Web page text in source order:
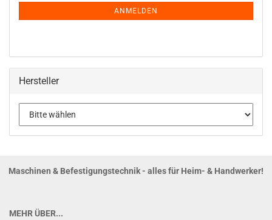
ANMELDEN
Hersteller
Maschinen & Befestigungstechnik - alles für Heim- & Handwerker!
MEHR ÜBER...